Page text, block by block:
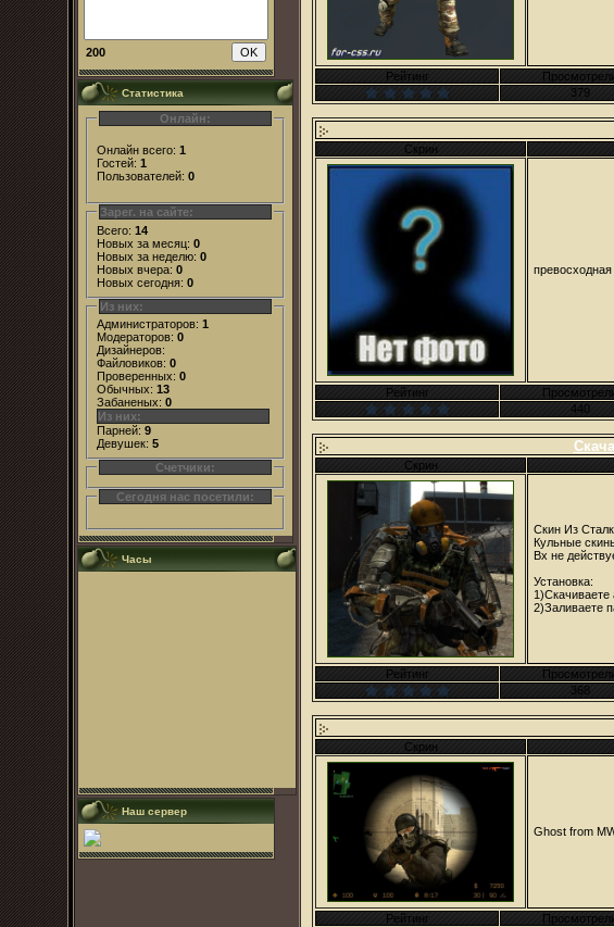
200
Статистика
Онлайн:
Онлайн всего: 1
Гостей: 1
Пользователей: 0
Зарег. на сайте:
Всего: 14
Новых за месяц: 0
Новых за неделю: 0
Новых вчера: 0
Новых сегодня: 0
Из них:
Администраторов: 1
Модераторов: 0
Дизайнеров:
Файловиков: 0
Проверенных: 0
Обычных: 13
Забаненых: 0
Из них:
Парней: 9
Девушек: 5
Счетчики:
Сегодня нас посетили:
Часы
Наш сервер
Рейтинг
379
Скрин
превосходная
Рейтинг
440
Скрин
Скин Из
Кульные
Вх не
Установка:
1)Скачиваете
2)Заливаете
Рейтинг
368
Скрин
Ghost from
Рейтинг